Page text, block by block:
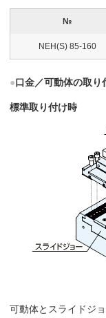
№
NEH(S) 85-160
●口金／可動体の取り
標準取り付け時
可動体とスライドジ